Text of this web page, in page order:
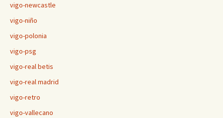
vigo-newcastle
vigo-niño
vigo-polonia
vigo-psg
vigo-real betis
vigo-real madrid
vigo-retro
vigo-vallecano